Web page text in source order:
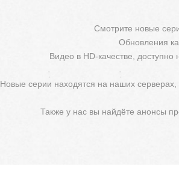
Смотрите новые
Обновления
Видео в HD-качестве,
Новые серии находятся на наших серверах,
Также у нас вы найдёте анонсы